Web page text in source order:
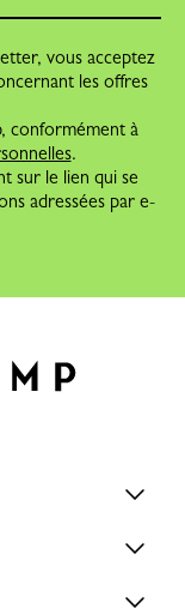
vous acceptez
les offres
conformément à
.
sur le lien qui se
adressées par e-